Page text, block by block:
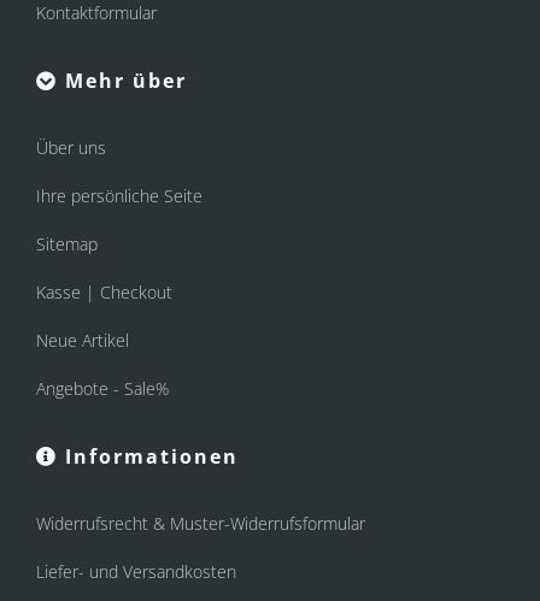
Kontaktformular
Mehr über
Über uns
Ihre persönliche Seite
Sitemap
Kasse | Checkout
Neue Artikel
Angebote - Sale%
Informationen
Widerrufsrecht & Muster-Widerrufsformular
Liefer- und Versandkosten